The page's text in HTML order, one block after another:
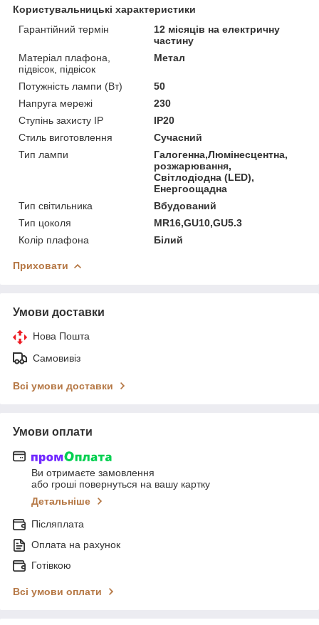
Користувальницькі характеристики
Гарантійний термін
12 місяців на електричну
частину
Матеріал плафона,
підвісок, підвісок
Метал
Потужність лампи (Вт)
50
Напруга мережі
230
Ступінь захисту IP
IP20
Стиль виготовлення
Сучасний
Тип лампи
Галогенна,Люмінесцентна,
розжарювання,
Світлодіодна (LED),
Енергоощадна
Тип світильника
Вбудований
Тип цоколя
MR16,GU10,GU5.3
Колір плафона
Білий
Приховати
Умови доставки
Нова Пошта
Самовивіз
Всі умови доставки
Умови оплати
Ви отримаєте замовлення
або гроші повернуться на вашу картку
Детальніше
Післяплата
Оплата на рахунок
Готівкою
Всі умови оплати